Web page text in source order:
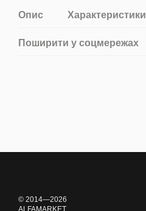
Опис Характеристики
Поширити у соцмережах
© 2014—2026
ALFAMARKET